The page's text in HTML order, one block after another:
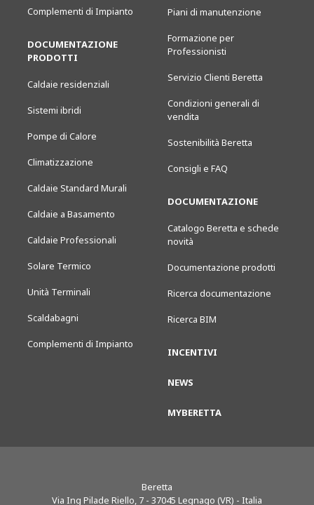
Complementi di Impianto
DOCUMENTAZIONE
PRODOTTI
Caldaie residenziali
Sistemi ibridi
Pompe di Calore
Climatizzazione
Caldaie Standard Murali
Caldaie a Basamento
Caldaie Professionali
Solare Termico
Unità Terminali
Scaldabagni
Complementi di Impianto
Piani di manutenzione
Formazione per
Professionisti
Servizio Clienti Beretta
Condizioni generali di
vendita
Sostenibilità Beretta
Consigli e FAQ
DOCUMENTAZIONE
Catalogo Beretta e schede
novità
Documentazione prodotti
Ricerca documentazione
Ricerca BIM
INCENTIVI
NEWS
MYBERETTA
Beretta
Via Ing Pilade Riello, 7 - 37045 Legnago (VR) - Italia